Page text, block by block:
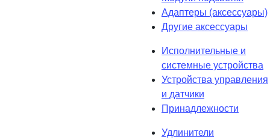
Адаптеры (аксессуары)
Другие аксессуары
Исполнительные и
системные устройства
Устройства управления
и датчики
Принадлежности
Удлинители